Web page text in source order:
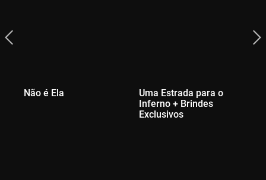
Não é Ela
Uma Estrada para o
Inferno + Brindes
Exclusivos